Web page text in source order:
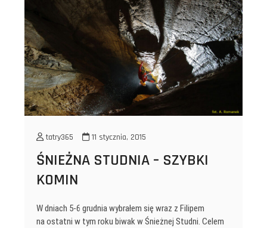
tatry365 11 stycznia, 2015
ŚNIEŻNA STUDNIA – SZYBKI
KOMIN
W dniach 5-6 grudnia wybrałem się wraz z Filipem
na ostatni w tym roku biwak w Śnieżnej Studni. Celem